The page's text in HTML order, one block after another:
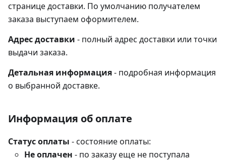
странице доставки. По умолчанию получателем
заказа выступаем оформителем.
Адрес доставки - полный адрес доставки или точки
выдачи заказа.
Детальная информация- подробная информация
о выбранной доставке.
Информация об оплате
Статус оплаты - состояние оплаты:
Не оплачен - по заказу еще не поступала